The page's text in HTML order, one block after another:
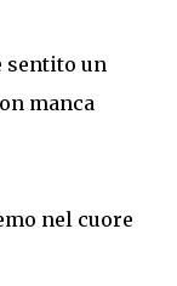
sentito un
manca
nel cuore